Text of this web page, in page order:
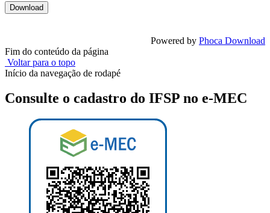
Powered by Phoca Download
Fim do conteúdo da página
Voltar para o topo
Início da navegação de rodapé
Consulte o cadastro do IFSP no e-MEC